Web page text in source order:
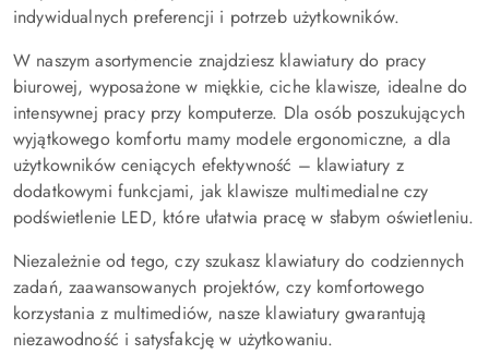
indywidualnych preferencji i potrzeb użytkowników.
W naszym asortymencie znajdziesz klawiatury do pracy
biurowej, wyposażone w miękkie, ciche klawisze, idealne do
intensywnej pracy przy komputerze. Dla osób poszukujących
wyjątkowego komfortu mamy modele ergonomiczne, a dla
użytkowników ceniących efektywność – klawiatury z
dodatkowymi funkcjami, jak klawisze multimedialne czy
podświetlenie LED, które ułatwia pracę w słabym oświetleniu.
Niezależnie od tego, czy szukasz klawiatury do codziennych
zadań, zaawansowanych projektów, czy komfortowego
korzystania z multimediów, nasze klawiatury gwarantują
niezawodność i satysfakcję w użytkowaniu.